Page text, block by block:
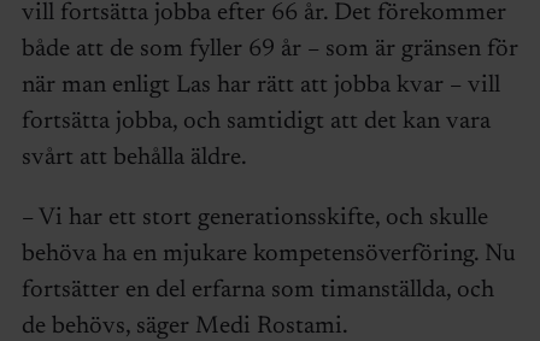
vill fortsätta jobba efter 66 år. Det förekommer
både att de som fyller 69 år – som är gränsen för
när man enligt Las har rätt att jobba kvar – vill
fortsätta jobba, och samtidigt att det kan vara
svårt att behålla äldre.
– Vi har ett stort generationsskifte, och skulle
behöva ha en mjukare kompetensöverföring. Nu
fortsätter en del erfarna som timanställda, och
de behövs, säger Medi Rostami.